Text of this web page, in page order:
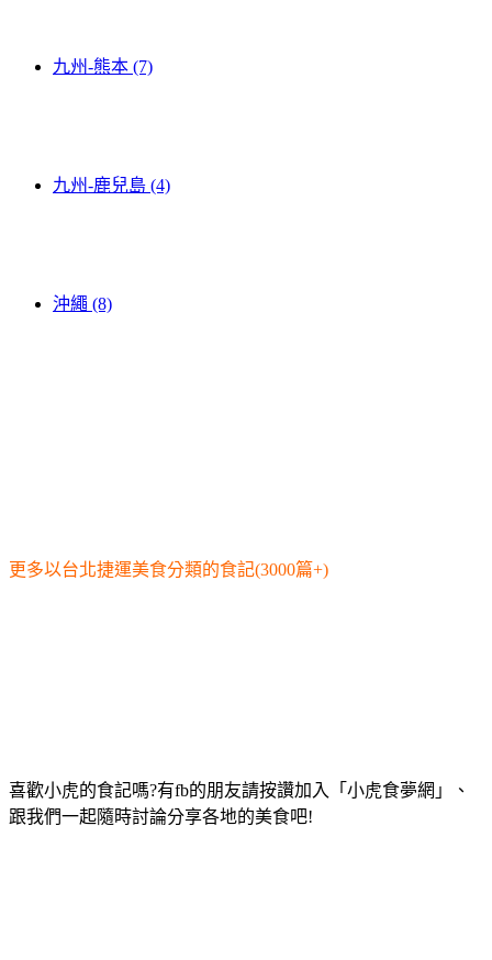
九州-熊本 (7)
九州-鹿兒島 (4)
沖繩 (8)
更多以台北捷運美食分類的食記(3000篇+)
喜歡小虎的食記嗎?有fb的朋友請按讚加入「小虎食夢網」、
跟我們一起隨時討論分享各地的美食吧!